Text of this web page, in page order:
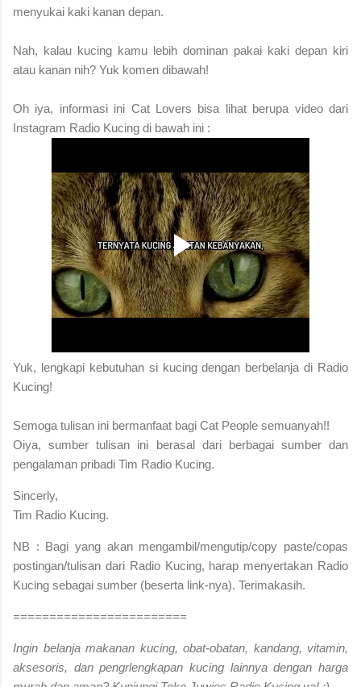
menyukai kaki kanan depan.
Nah, kalau kucing kamu lebih dominan pakai kaki depan kiri
atau kanan nih? Yuk komen dibawah!
Oh iya, informasi ini Cat Lovers bisa lihat berupa video dari
Instagram Radio Kucing di bawah ini :
Yuk, lengkapi kebutuhan si kucing dengan berbelanja di Radio
Kucing!
Semoga tulisan ini bermanfaat bagi Cat People semuanyah!!
Oiya, sumber tulisan ini berasal dari berbagai sumber dan
pengalaman pribadi Tim Radio Kucing.
Sincerly,
Tim Radio Kucing.
NB : Bagi yang akan mengambil/mengutip/copy paste/copas
postingan/tulisan dari Radio Kucing, harap menyertakan Radio
Kucing sebagai sumber (beserta link-nya). Terimakasih.
========================
Ingin belanja makanan kucing, obat-obatan, kandang, vitamin,
aksesoris, dan pengrlengkapan kucing lainnya dengan harga